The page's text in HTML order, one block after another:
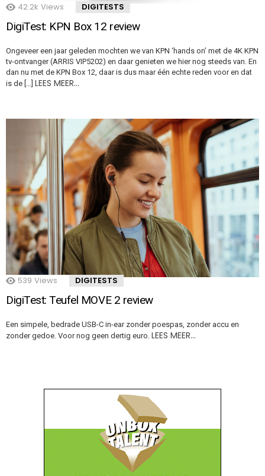
42.2k Views DIGITESTS
DigiTest: KPN Box 12 review
Ongeveer een jaar geleden mochten we van KPN ‘hands on’ met de 4K KPN
tv-ontvanger (ARRIS VIP5202) en daar genieten we hier nog steeds van. En
dan nu met de KPN Box 12, daar is dus maar één echte reden voor en dat
is de […] LEES MEER…
539 Views DIGITESTS
DigiTest: Teufel MOVE 2 review
Een simpele, bedrade USB-C in-ear zonder poespas, zonder accu en
zonder gedoe. Voor nog geen dertig euro. LEES MEER…